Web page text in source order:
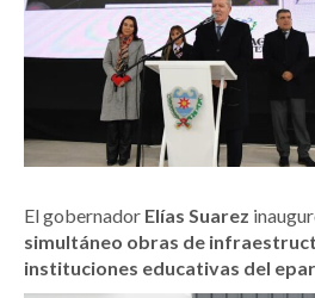
El gobernador Elías Suarez
simultáneo obras de
instituciones educativas del